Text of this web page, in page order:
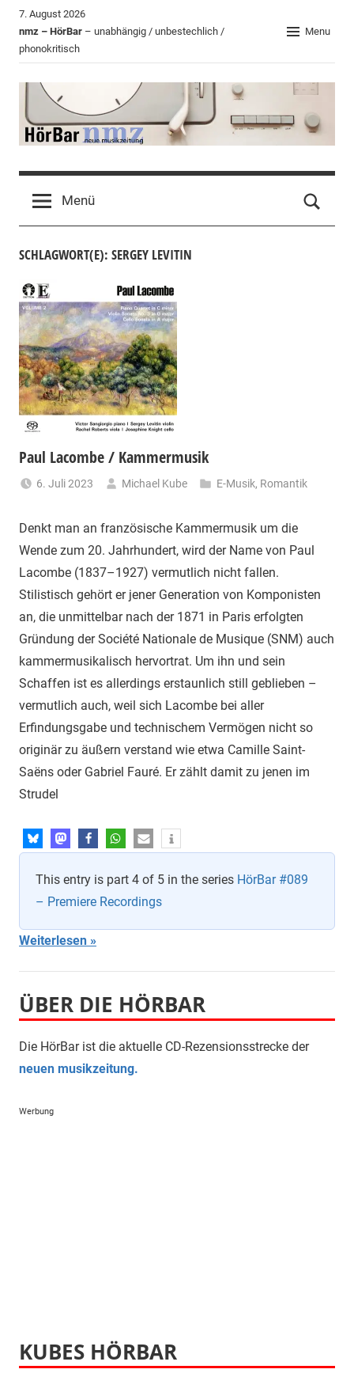
Zum
Inhalt
springen
7. August 2026
nmz – HörBar – unabhängig / unbestechlich /
phonokritisch
Menu
HörBar
der
nmz
Menü
SCHLAGWORT(E): SERGEY LEVITIN
Paul Lacombe / Kammermusik
6. Juli 2023 Michael Kube E-Musik, Romantik
Denkt man an französische Kammermusik um die
Wende zum 20. Jahrhundert, wird der Name von Paul
Lacombe (1837–1927) vermutlich nicht fallen.
Stilistisch gehört er jener Generation von Komponisten
an, die unmittelbar nach der 1871 in Paris erfolgten
Gründung der Société Nationale de Musique (SNM) auch
kammermusikalisch hervortrat. Um ihn und sein
Schaffen ist es allerdings erstaunlich still geblieben –
vermutlich auch, weil sich Lacombe bei aller
Erfindungsgabe und technischem Vermögen nicht so
originär zu äußern verstand wie etwa Camille Saint-
Saëns oder Gabriel Fauré. Er zählt damit zu jenen im
Strudel
This entry is part 4 of 5 in the series HörBar #089
– Premiere Recordings
Weiterlesen
ÜBER DIE HÖRBAR
Die HörBar ist die aktuelle CD-Rezensionsstrecke der
neuen musikzeitung.
Werbung
KUBES HÖRBAR